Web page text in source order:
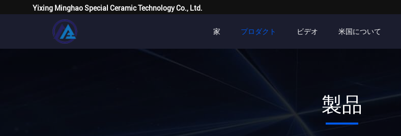
Yixing Minghao Special Ceramic Technology Co., Ltd.
家 プロダクト ビデオ 米国について
製品